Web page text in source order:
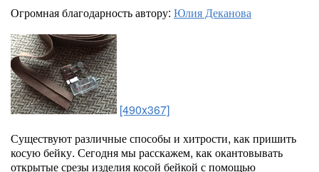
Огромная благодарность автору: Юлия Деканова
[490x367]
Существуют различные способы и хитрости, как пришить
косую бейку. Сегодня мы расскажем, как окантовывать
открытые срезы изделия косой бейкой с помощью